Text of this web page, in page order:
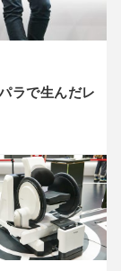
ラで生んだレ